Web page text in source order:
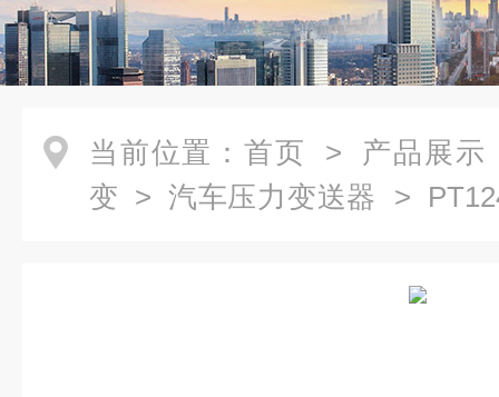
当前位置： 首页 > 产品展示
变 > 汽车压力变送器 >